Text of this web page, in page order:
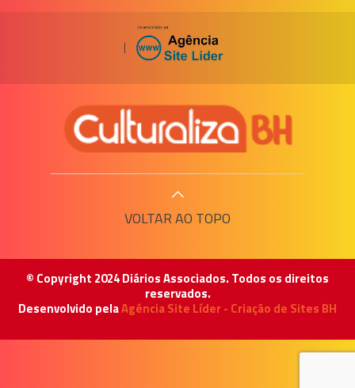
|
VOLTAR AO TOPO
© Copyright 2024 Diários Associados. Todos os direitos
reservados.
Desenvolvido pelaAgência Site Líder - Criação de Sites BH